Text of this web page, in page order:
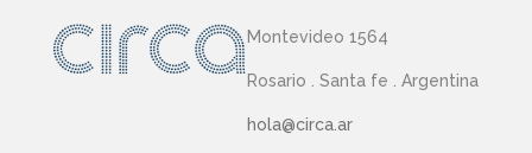
Montevideo 1564
Rosario . Santa fe . Argentina
hola@circa.ar